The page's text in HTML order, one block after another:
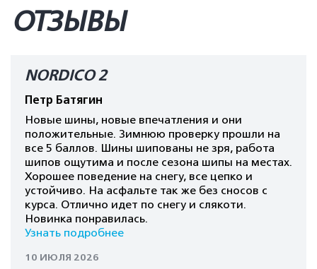
ОТЗЫВЫ
NORDICO 2
Петр Батягин
Новые шины, новые впечатления и они
положительные. Зимнюю проверку прошли на
все 5 баллов. Шины шипованы не зря, работа
шипов ощутима и после сезона шипы на местах.
Хорошее поведение на снегу, все цепко и
устойчиво. На асфальте так же без сносов с
курса. Отлично идет по снегу и слякоти.
Новинка понравилась.
Узнать подробнее
10 ИЮЛЯ 2026